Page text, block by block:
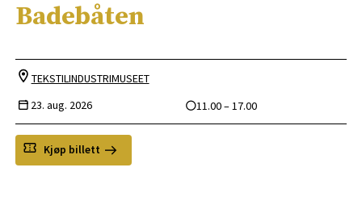
Badebåten
TEKSTILINDUSTRIMUSEET
23. aug. 2026
11.00 – 17.00
Kjøp billett